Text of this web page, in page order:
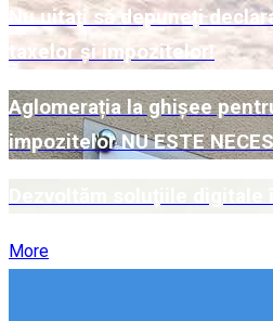
Nu uitați să depuneți
taxelor și impozitelor!
Aglomerația la ghișee
impozitelor NU ESTE
More